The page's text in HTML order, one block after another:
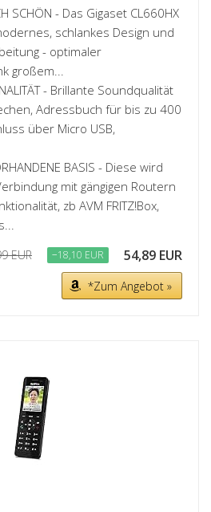
SCHÖN - Das Gigaset CL660HX
schlankes Design und
- optimaler
großem...
- Brillante Soundqualität
Adressbuch für bis zu 400
über Micro USB,
BASIS - Diese wird
mit gängigen Routern
zb AVM FRITZ!Box,
EUR −18,10 EUR 54,89 EUR
*Zum Angebot »